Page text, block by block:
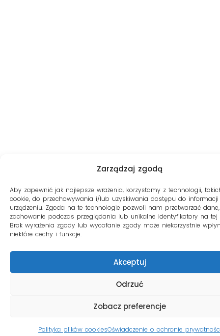
Zarządzaj zgodą
Aby zapewnić jak najlepsze wrażenia, korzystamy z technologii,
cookie, do przechowywania i/lub uzyskiwania dostępu do
urządzeniu. Zgoda na te technologie pozwoli nam przetwarzać
zachowanie podczas przeglądania lub unikalne identyfikatory na tej
Brak wyrażenia zgody lub wycofanie zgody może niekorzystnie
niektóre cechy i funkcje.
Akceptuj
Odrzuć
Zobacz preferencje
Polityka plików cookiesOświadczenie o ochronie